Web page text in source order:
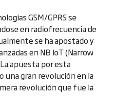
GSM/GPRS se
en radiofrecuencia de
se ha apostado y
en NB IoT (Narrow
apuesta por esta
una gran revolución en la
revolución que fue la